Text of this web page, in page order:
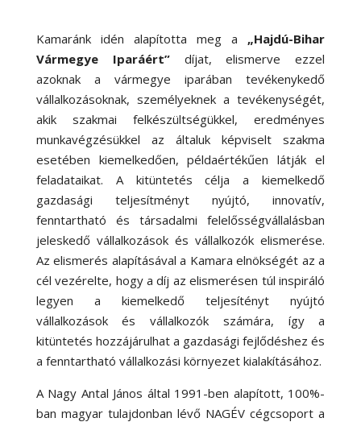
Kamaránk idén alapította meg a „Hajdú-Bihar
Vármegye Iparáért”díjat, elismerve ezzel
azoknak a vármegye iparában tevékenykedő
vállalkozásoknak, személyeknek a tevékenységét,
akik szakmai felkészültségükkel, eredményes
munkavégzésükkel az általuk képviselt szakma
esetében kiemelkedően, példaértékűen látják el
feladataikat. A kitüntetés célja a kiemelkedő
gazdasági teljesítményt nyújtó, innovatív,
fenntartható és társadalmi felelősségvállalásban
jeleskedő vállalkozások és vállalkozók elismerése.
Az elismerés alapításával a Kamara elnökségét az a
cél vezérelte, hogy a díj az elismerésen túl inspiráló
legyen a kiemelkedő teljesítényt nyújtó
vállalkozások és vállalkozók számára, így a
kitüntetés hozzájárulhat a gazdasági fejlődéshez és
a fenntartható vállalkozási környezet kialakításához.
A Nagy Antal János által 1991-ben alapított, 100%-
ban magyar tulajdonban lévő NAGÉV cégcsoport a